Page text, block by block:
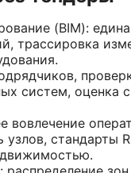
(BIM):
трассировка
систем, оценка
вовлечение
стандарты